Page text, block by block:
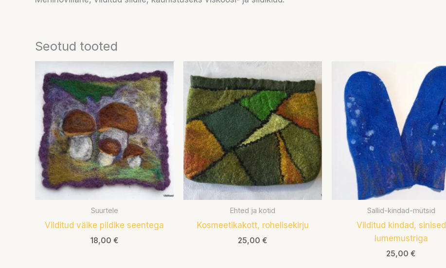
Seotud tooted
Suurtele
Vilditud väike pildike seentega
18,00 €
Ehted ja kotid
Kosmeetikakott, rohelisekirju
25,00 €
Sallid-kindad-mütsid
Vilditud kindad, sinised
lumemustriga
25,00 €